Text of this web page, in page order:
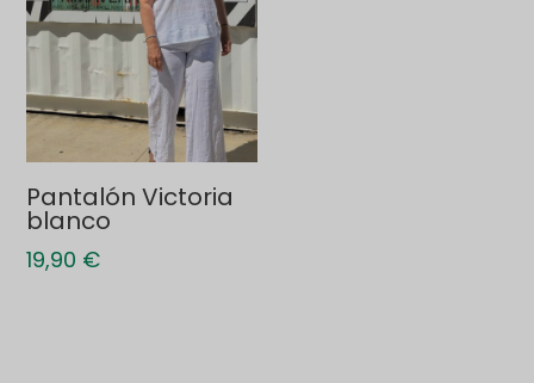
Pantalón Victoria
blanco
19,90 €